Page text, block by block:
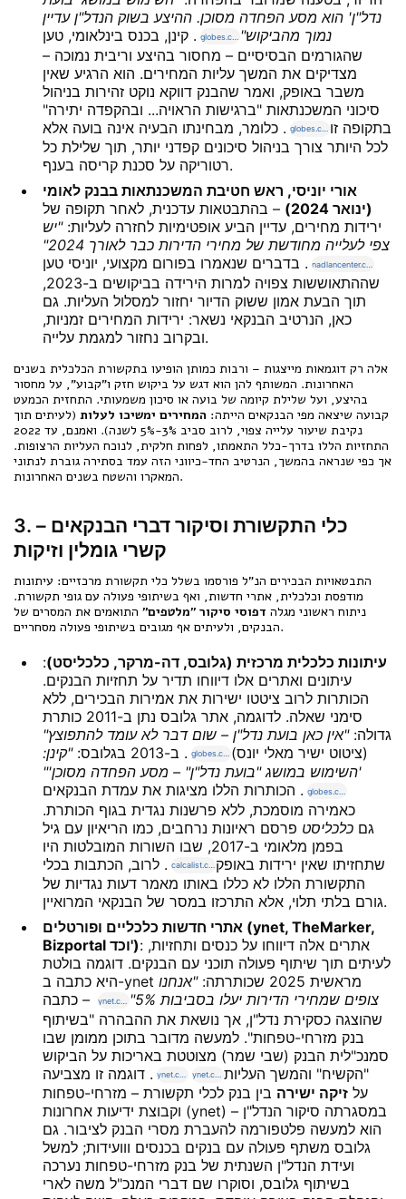
נדל"ן' הוא מסע הפחדה מסוכן. ההיצע בשוק הנדל"ן עדיין
נמוך מהביקוש"
. קינן, בכנס בינלאומי, טען
שהגורמים הבסיסיים – מחסור בהיצע וריבית נמוכה –
מצדיקים את המשך עליות המחירים. הוא הרגיע שאין
משבר באופק, ואמר שהבנק דווקא נוקט זהירות בניהול
סיכוני המשכנתאות "ברגישות הראויה... ובהקפדה יתירה"
בתקופה זו globes.co.il
. כלומר, מבחינתו הבעיה אינה בועה אלא
לכל היותר צורך בניהול סיכונים קפדני יותר, תוך שלילת כל
רטוריקה על סכנת קריסה בענף.
אורי יוניסי, ראש חטיבת המשכנתאות בבנק לאומי
(ינואר 2024)
– בהתבטאות עדכנית, לאחר תקופה של
ירידות מחירים, עדיין הביע אופטימיות לחזרה לעליות:"יש
צפי לעלייה מחודשת של מחירי הדירות כבר לאורך 2024"
. בדברים שנאמרו בפורום מקצועי, יוניסי טען
שההתאוששות צפויה למרות הירידה בביקושים ב-2023,
תוך הבעת אמון ששוק הדיור יחזור למסלול העליות. גם
כאן, הנרטיב הבנקאי נשאר: ירידות המחירים זמניות,
ובקרוב נחזור למגמת עלייה.
אלה רק דוגמאות מייצגות – ורבות כמותן הופיעו בתקשורת הכלכלית בשנים
האחרונות. המשותף להן הוא דגש על ביקוש חזק ו"קבוע", על מחסור
בהיצע, ועל שלילת קיומה של בועה או סיכון משמעותי. התחזית הכמעט
קבועה שיצאה מפי הבנקאים הייתה: המחירים ימשיכו לעלות (לעיתים תוך
נקיבת שיעור עלייה צפוי, לרוב סביב 3%-5% לשנה). ואמנם, עד 2022
התחזיות הללו בדרך-כלל התאמתו, לפחות חלקית, לנוכח העליות הרצופות.
אך כפי שנראה בהמשך, הנרטיב החד-כיווני הזה עמד בסתירה גוברת לנתוני
המאקרו והשטח בשנים האחרונות.
3. כלי התקשורת וסיקור דברי הבנקאים –
קשרי גומלין וזיקות
התבטאויות הבכירים הנ"ל פורסמו בשלל כלי תקשורת מרכזיים: עיתונות
מודפסת וכלכלית, אתרי חדשות, ואף בשיתופי פעולה עם גופי תקשורת.
ניתוח ראשוני מגלה דפוסי סיקור "מלטפים" התואמים את המסרים של
הבנקים, ולעיתים אף מגובים בשיתופי פעולה מסחריים.
עיתונות כלכלית מרכזית (גלובס, דה-מרקר, כלכליסט):
עיתונים ואתרים אלו דיווחו תדיר על תחזיות הבנקים.
הכותרות לרוב ציטטו ישירות את אמירות הבכירים, ללא
סימני שאלה. לדוגמה, אתר גלובס נתן ב-2011 כותרת
גדולה:"אין כאן בועת נדל"ן – שום דבר לא עומד להתפוצץ"
(ציטוט ישיר מאלי יונס) globes.co.il . ב-2013 בגלובס:
"קינן:
'השימוש במושג "בועת נדל"ן" – מסע הפחדה מסוכן'"
. הכותרות הללו מציגות את עמדת הבנקאים
כאמירה מוסמכת, ללא פרשנות נגדית בגוף הכותרת.
גם כלכליסט פרסם ראיונות נרחבים, כמו הריאיון עם גיל
בפמן מלאומי ב-2017, שבו השורות המובלטות היו
שתחזיתו שאין ירידות באופקcalcalist.co.il
. לרוב, הכתבות בכלי
התקשורת הללו לא כללו באותו מאמר דעות נגדיות של
גורם בלתי תלוי, אלא התרכזו במסר של הבנקאי המרואיין.
אתרי חדשות כלכליים ופורטלים (ynet, TheMarker,
Bizportal וכד'): אתרים אלה דיווחו על כנסים ותחזיות,
לעיתים תוך שיתוף פעולה תוכני עם הבנקים. דוגמה בולטת
היא כתבה ב-ynet מראשית 2025 שכותרתה:
"אנחנו
צופים שמחירי הדירות יעלו בסביבות 5%"
– כתבה
שהוצגה כסקירת נדל"ן, אך נושאת את ההבהרה "בשיתוף
בנק מזרחי-טפחות". למעשה מדובר בתוכן ממומן שבו
סמנכ"לית הבנק (שבי שמר) מצוטטת באריכות על הביקוש
"הקשיח" והמשך העליות ynet.co.il
ynet.co.il
. דוגמה זו מצביעה
על זיקה ישירה בין בנק לכלי תקשורת – מזרחי-טפחות
וקבוצת ידיעות אחרונות (ynet) – במסגרתה סיקור הנדל"ן
הוא למעשה פלטפורמה להעברת מסרי הבנק לציבור. גם
גלובס משתף פעולה עם בנקים בכנסים ווועידות; למשל
ועידת הנדל"ן השנתית של בנק מזרחי-טפחות נערכה
בשיתוף גלובס, וסוקרו שם דברי המנכ"ל משה לארי